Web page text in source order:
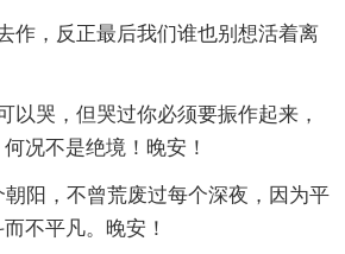
作，反正最后我们谁也别想活着离
以哭，但哭过你必须要振作起来，
况不是绝境！晚安！
阳，不曾荒废过每个深夜，因为平
不平凡。晚安！